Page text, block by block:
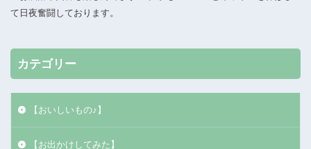
て日夜奮闘しております。
カテゴリー
【おいしいもの♪】
【お出かけしてみた】